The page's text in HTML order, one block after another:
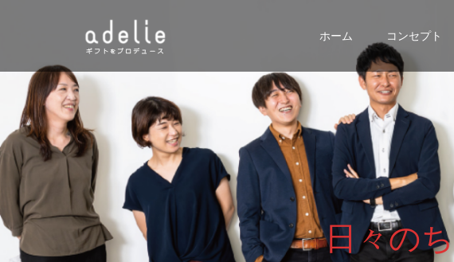
ホーム コンセプト
日 々のち